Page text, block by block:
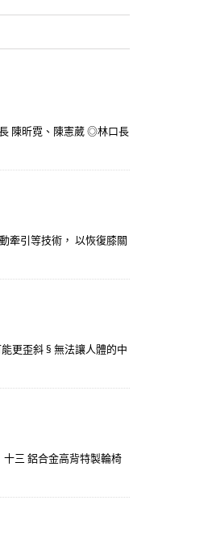
陳昕霓、陳憲葳 ◎林口長
牽引等技術， 以恢復膝關
更歪斜 § 無法讓人體的中
三 鋁合金高背特製輪椅